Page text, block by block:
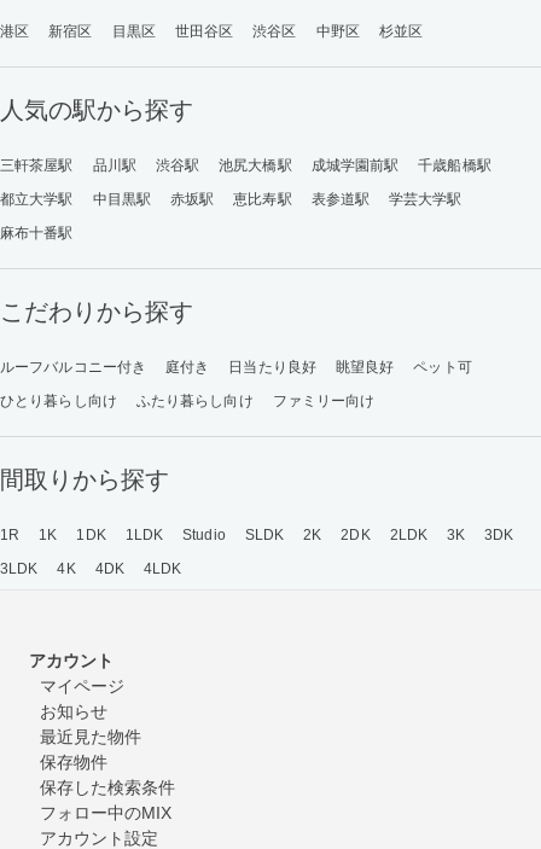
港区 新宿区 目黒区 世田谷区 渋谷区 中野区 杉並区
人気の駅から探す
三軒茶屋駅 品川駅 渋谷駅 池尻大橋駅 成城学園前駅
千歳船橋駅
都立大学駅
中目黒駅 赤坂駅 恵比寿駅 表参道駅
学芸大学駅
麻布十番駅
こだわりから探す
ルーフバルコニー付き 庭付き 日当たり良好 眺望良好
ペット可
ひとり暮らし向け
ふたり暮らし向け ファミリー向け
間取りから探す
1R 1K 1DK 1LDK Studio SLDK 2K 2DK 2LDK 3K
3DK
3LDK
4K 4DK 4LDK
アカウント
マイページ
お知らせ
最近見た物件
保存物件
保存した検索条件
フォロー中のMIX
アカウント設定